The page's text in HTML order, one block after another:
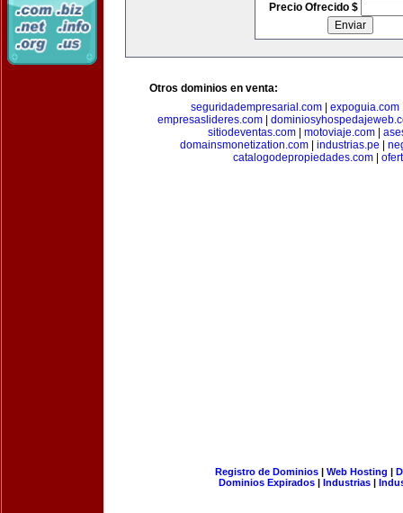
Precio Ofrecido $
Otros dominios en venta:
seguridadempresarial.com
expoguia.com
empresaslideres.com|
sitiodeventas.com
motoviaje.com
domainsmonetization.com| industrias.pe
catalogodepropiedades.com
Registro de Dominios| Web Hosting |
Dominios Expirados | Industrias |